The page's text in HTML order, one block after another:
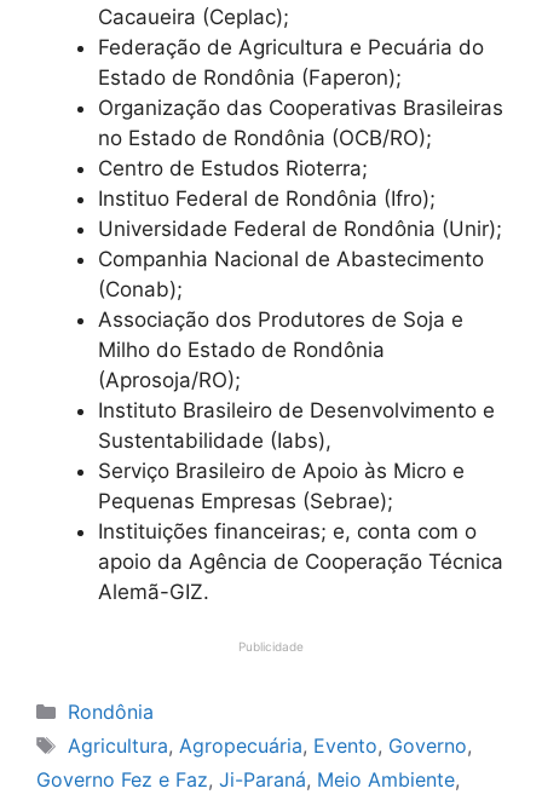
Cacaueira (Ceplac);
Federação de Agricultura e Pecuária do
Estado de Rondônia (Faperon);
Organização das Cooperativas Brasileiras
no Estado de Rondônia (OCB/RO);
Centro de Estudos Rioterra;
Instituo Federal de Rondônia (Ifro);
Universidade Federal de Rondônia (Unir);
Companhia Nacional de Abastecimento
(Conab);
Associação dos Produtores de Soja e
Milho do Estado de Rondônia
(Aprosoja/RO);
Instituto Brasileiro de Desenvolvimento e
Sustentabilidade (Iabs),
Serviço Brasileiro de Apoio às Micro e
Pequenas Empresas (Sebrae);
Instituições financeiras; e, conta com o
apoio da Agência de Cooperação Técnica
Alemã-GIZ.
Publicidade
Categorias
Rondônia
Tags
Agricultura, Agropecuária, Evento, Governo,
Governo Fez e Faz, Ji-Paraná, Meio Ambiente,